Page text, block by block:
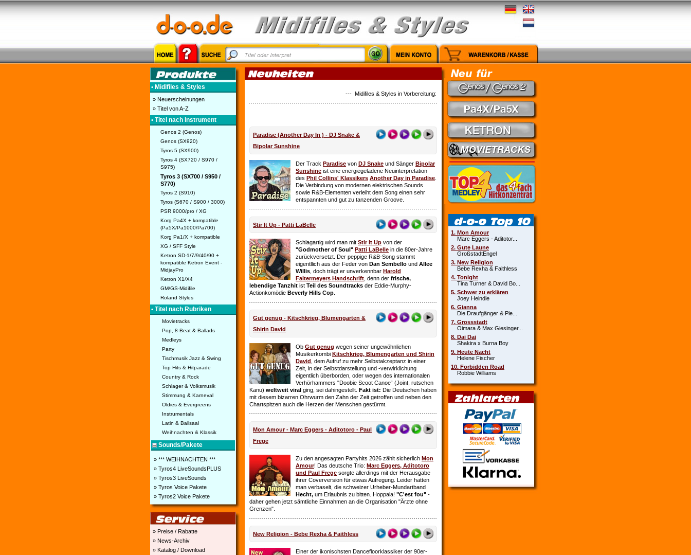
• Midifiles & Styles
» Neuerscheinungen
» Titel von A-Z
• Titel nach Instrument
Genos 2 (Genos)
Genos (SX920)
Tyros 5 (SX900)
Tyros 4 (SX720 / S970 /
S975)
Tyros 3 (SX700 / S950 /
S770)
Tyros 2 (S910)
Tyros (S670 / S900 / 3000)
PSR 9000/pro / XG
Korg Pa4X + kompatible
(Pa5X/Pa1000/Pa700)
Korg Pa1/X + kompatible
XG / SFF Style
Ketron SD-1/7/9/40/90 +
kompatible Ketron Event -
MidjayPro
Ketron X1/X4
GM/GS-Midifile
Roland Styles
• Titel nach Rubriken
Movietracks
Pop, 8-Beat & Ballads
Medleys
Party
Tischmusik Jazz & Swing
Top Hits & Hitparade
Country & Rock
Schlager & Volksmusik
Stimmung & Karneval
Oldies & Evergreens
Instrumentals
Latin & Ballsaal
Weihnachten & Klassik
Sounds/Pakete
» *** WEIHNACHTEN ***
» Tyros4 LiveSoundsPLUS
» Tyros3 LiveSounds
» Tyros Voice Pakete
» Tyros2 Voice Pakete
» Preise / Rabatte
» News-Archiv
» Katalog / Download
--- Midifiles & Styles in Vorbereitung: Alles ist gut - Nena // Every Little Thing She Does Is Magic - The Police // Learning To Fly - Pink Floyd
Paradise (Another Day In ) - DJ Snake &
Bipolar Sunshine
Der Track Paradise von DJ Snake und Sänger Bipolar
Sunshine ist eine energiegeladene Neuinterpretation
des Phil Collins' Klassikers Another Day in Paradise
Die Verbindung von modernen elektrischen Sounds
sowie R&B-Elementen verleiht dem Song einen sehr
entspannten und gut zu tanzenden Groove.
Stir It Up - Patti LaBelle
Schlagartig wird man mit Stir It Up von der
"Godmother of Soul" Patti LaBelle in die 80er-Jahre
zurückversetzt. Der peppige R&B-Song stammt
eigentllich aus der Feder von Dan Sembello und Allee
Willis , doch trägt er unverkennbar Harold
Faltermeyers Handschrift , denn der frische,
lebendige Tanzhit ist Teil des Soundtracks der Eddie-Murphy-
Actionkomödie Beverly Hills Cop
Gut genug - Kitschkrieg, Blumengarten &
Shirin David
Ob Gut genug wegen seiner ungewöhnlichen
Musikerkombi Kitschkrieg, Blumengarten und Shirin
David , dem Aufruf zu mehr Selbstakzeptanz in einer
Zeit, in der Selbstdarstellung und ‑verwirklichung
eigentlich überborden, oder wegen des internationalen
Verhörhammers "Doobie Scoot Canoe“ (Joint, rutschen
Kanu) weltweit viral ging, sei dahingestellt. Fakt ist: Die Deutschen haben
mit diesem bizarren Ohrwurm den Zahn der Zeit getroffen und neben den
Chartspitzen auch die Herzen der Menschen gestürmt.
Mon Amour - Marc Eggers - Aditotoro - Paul
Frege
Zu den angesagten Partyhits 2026 zählt sicherlich Mon
Amour! Das deutsche Trio: Marc Eggers, Aditotoro
und Paul Frege sorgte allerdings mit der Herausgabe
ihrer Coverversion für etwas Aufregung. Leider hatten
man verbaselt, die schweizer Urheber-Mundartband
Hecht, um Erlaubnis zu bitten. Hoppala! "C'est fou" -
daher gehen jetzt sämtliche Einnahmen an die Organisation "Ärzte ohne
Grenzen".
New Religion - Bebe Rexha & Faithless
Einer der ikonischsten Dancefloorklassiker der 90er-
1. Mon Amour
Marc Eggers - Aditotor...
2. Gute Laune
GroßstadtEngel
3. New Religion
Bebe Rexha & Faithless
4. Tonight
Tina Turner & David Bo...
5. Schwer zu erklären
Joey Heindle
6. Gianna
Die Draufgänger & Pie...
7. Grossstadt
Oimara & Max Giesinger...
8. Dai Dai
Shakira x Burna Boy
9. Heute Nacht
Helene Fischer
10. Forbidden Road
Robbie Williams